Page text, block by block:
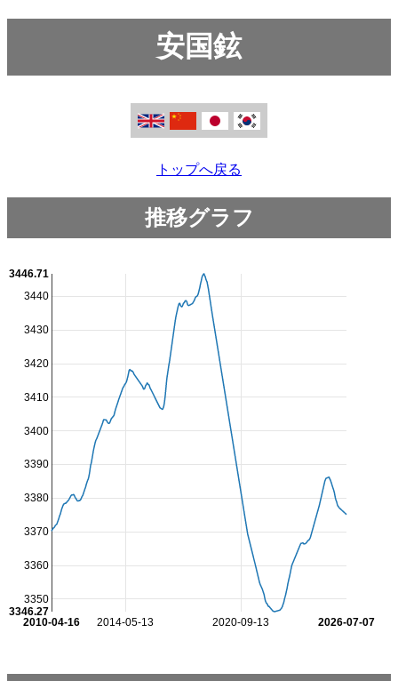
安国鉉
トップへ戻る
推移グラフ
2014-05-13 2020-09-13
2010-04-16 2026-07-07
3350
3360
3370
3380
3390
3400
3410
3420
3430
3440
3346.27
3446.71